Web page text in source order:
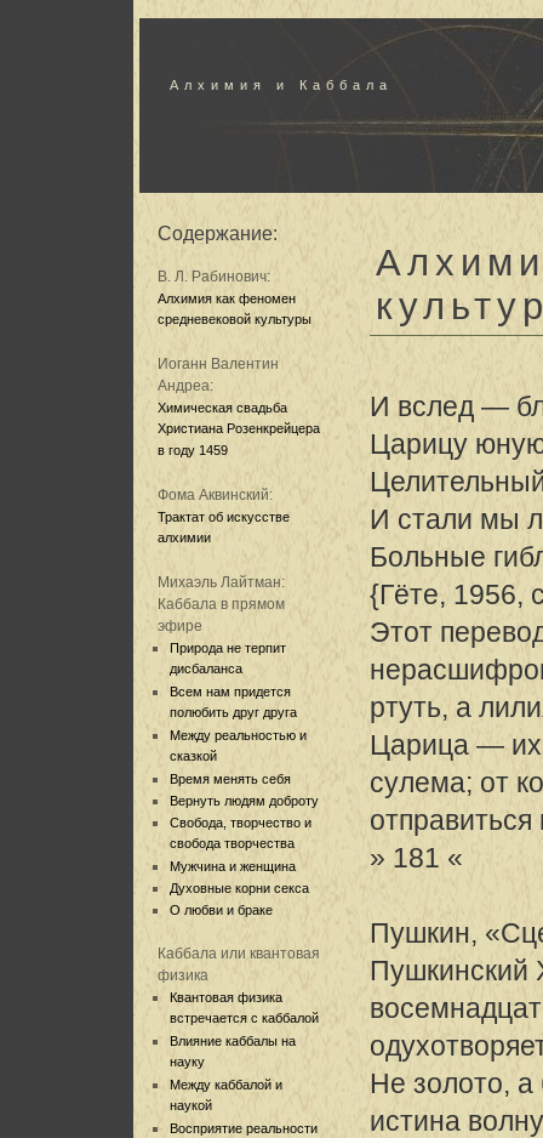
Алхимия и Каббала
Содержание:
В. Л. Рабинович:
Алхимия как феномен
средневековой культуры
Иоганн Валентин
Андреа:
Химическая свадьба
Христиана Розенкрейцера
в году 1459
Фома Аквинский:
Трактат об искусстве
алхимии
Михаэль Лайтман:
Каббала в прямом
эфире
Природа не терпит
дисбаланса
Всем нам придется
полюбить друг друга
Между реальностью и
сказкой
Время менять себя
Вернуть людям доброту
Свобода, творчество и
свобода творчества
Мужчина и женщина
Духовные корни секса
О любви и браке
Каббала или квантовая
физика
Квантовая физика
встречается с каббалой
Влияние каббалы на
науку
Между каббалой и
наукой
Восприятие реальности
И вслед —
Царицу
И стали мы
Больные
{Гёте, 1956,
Этот
ртуть, а
Царица — их
сулема; от
» 181 «
Пушкин,
Пушкинский
Не золото, а
истина